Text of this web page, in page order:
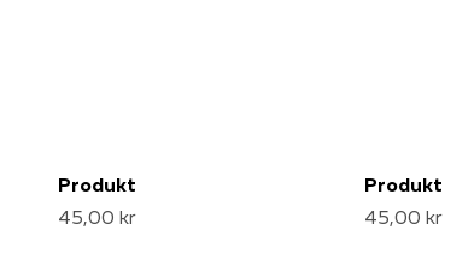
Produkt
45,00 kr
Produkt
45,00 kr